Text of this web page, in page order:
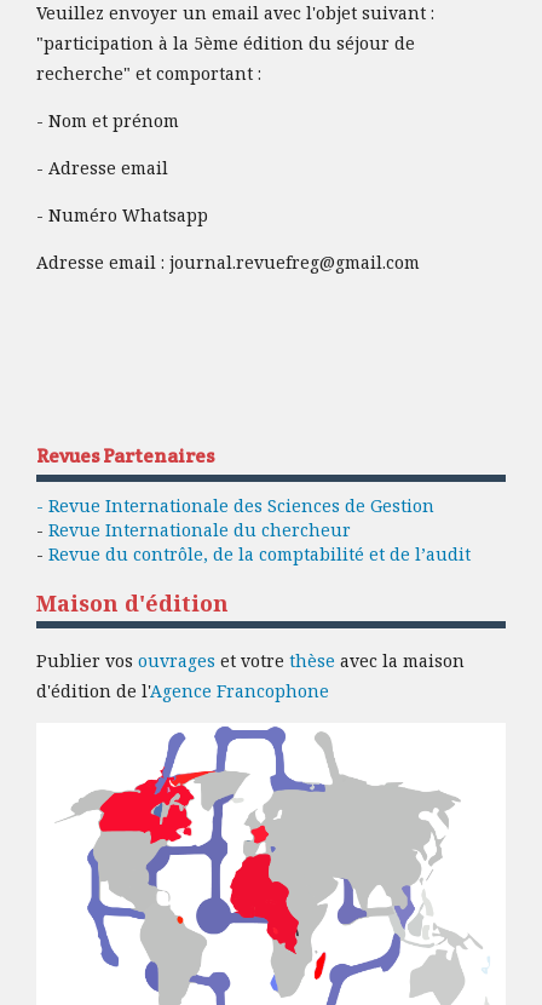
Veuillez envoyer un email avec l'objet suivant :
"participation à la 5ème édition du séjour de
recherche" et comportant :
- Nom et prénom
- Adresse email
- Numéro Whatsapp
Adresse email : journal.revuefreg@gmail.com
Revues Partenaires
- Revue Internationale des Sciences de Gestion
- Revue Internationale du chercheur
- Revue du contrôle, de la comptabilité et de l’audit
Maison d'édition
Publier vos ouvrages et votre thèse avec la maison
d'édition de l'Agence Francophone